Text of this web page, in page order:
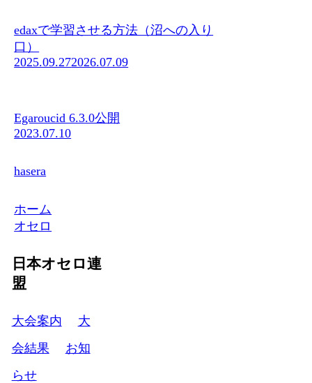
edaxで学習させる方法（沼への入り
口）
2025.09.272026.07.09
Egaroucid 6.3.0公開
2023.07.10
hasera
ホーム
オセロ
日本オセロ連
盟
大会案内
大
会結果
お知
らせ